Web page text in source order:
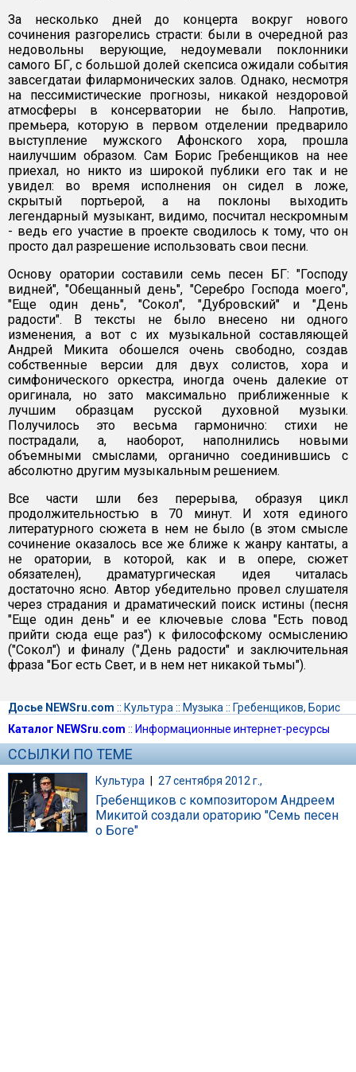
За несколько дней до концерта вокруг нового
сочинения разгорелись страсти: были в очередной раз
недовольны верующие, недоумевали поклонники
самого БГ, с большой долей скепсиса ожидали события
завсегдатаи филармонических залов. Однако, несмотря
на пессимистические прогнозы, никакой нездоровой
атмосферы в консерватории не было. Напротив,
премьера, которую в первом отделении предварило
выступление мужского Афонского хора, прошла
наилучшим образом. Сам Борис Гребенщиков на нее
приехал, но никто из широкой публики его так и не
увидел: во время исполнения он сидел в ложе,
скрытый портьерой, а на поклоны выходить
легендарный музыкант, видимо, посчитал нескромным
- ведь его участие в проекте сводилось к тому, что он
просто дал разрешение использовать свои песни.
Основу оратории составили семь песен БГ: "Господу
видней", "Обещанный день", "Серебро Господа моего",
"Еще один день", "Сокол", "Дубровский" и "День
радости". В тексты не было внесено ни одного
изменения, а вот с их музыкальной составляющей
Андрей Микита обошелся очень свободно, создав
собственные версии для двух солистов, хора и
симфонического оркестра, иногда очень далекие от
оригинала, но зато максимально приближенные к
лучшим образцам русской духовной музыки.
Получилось это весьма гармонично: стихи не
пострадали, а, наоборот, наполнились новыми
объемными смыслами, органично соединившись с
абсолютно другим музыкальным решением.
Все части шли без перерыва, образуя цикл
продолжительностью в 70 минут. И хотя единого
литературного сюжета в нем не было (в этом смысле
сочинение оказалось все же ближе к жанру кантаты, а
не оратории, в которой, как и в опере, сюжет
обязателен), драматургическая идея читалась
достаточно ясно. Автор убедительно провел слушателя
через страдания и драматический поиск истины (песня
"Еще один день" и ее ключевые слова "Есть повод
прийти сюда еще раз") к философскому осмыслению
("Сокол") и финалу ("День радости" и заключительная
фраза "Бог есть Свет, и в нем нет никакой тьмы").
Досье NEWSru.com :: Культура :: Музыка :: Гребенщиков, Борис
Каталог NEWSru.com :: Информационные интернет-ресурсы
ССЫЛКИ ПО ТЕМЕ
Культура | 27 сентября 2012 г.,
Гребенщиков с композитором Андреем
Микитой создали ораторию "Семь песен
о Боге"